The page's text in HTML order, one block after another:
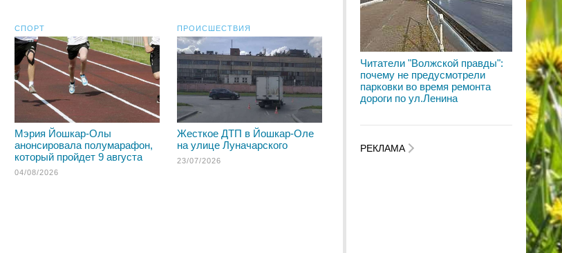
СПОРТ
Мэрия Йошкар-Олы
анонсировала полумарафон,
который пройдет 9 августа
04/08/2026
ПРОИСШЕСТВИЯ
Жесткое ДТП в Йошкар-Оле
на улице Луначарского
23/07/2026
Читатели "Волжской правды":
почему не предусмотрели
парковки во время ремонта
дороги по ул.Ленина
РЕКЛАМА